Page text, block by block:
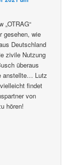
„OTRAG“
gesehen, wie
Deutschland
zivile Nutzung
überaus
anstellte… Lutz
findet
von
hören!